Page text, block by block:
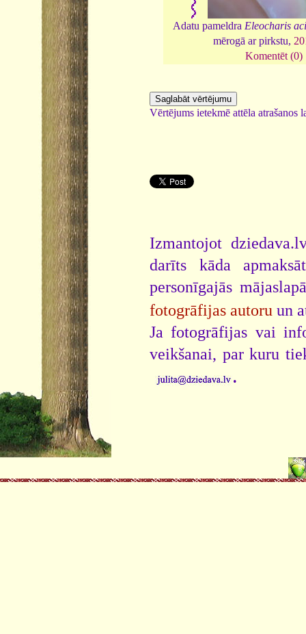
Adatu pameldra Eleocharis
mērogā ar pirkstu,
Komentēt (0)
Vērtējums ietekmē attēla atrašanos
Izmantojot
darīts kāda
personīgajās
fotogrāfijas autoru un
Ja fotogrāfijas vai
veikšanai, par kuru
.